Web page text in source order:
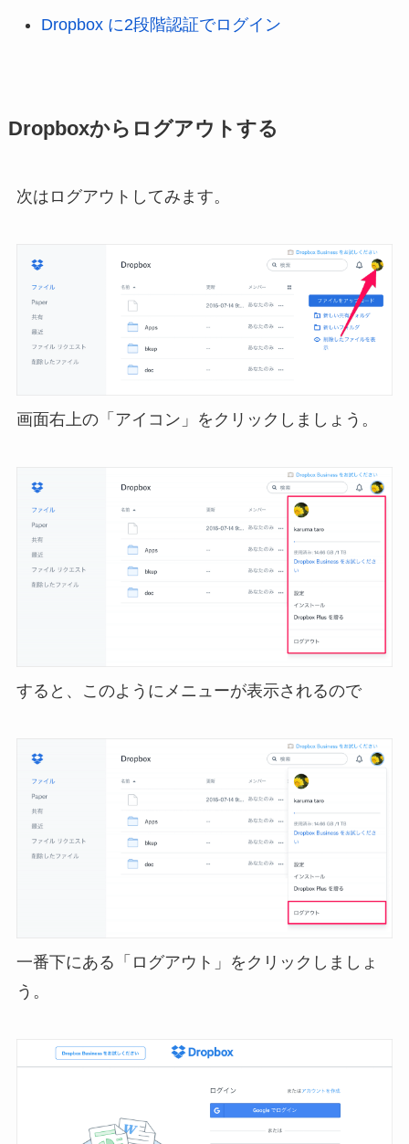
Dropbox に2段階認証でログイン
Dropboxからログアウトする
次はログアウトしてみます。
画面右上の「アイコン」をクリックしましょう。
すると、このようにメニューが表示されるので
一番下にある「ログアウト」をクリックしましょ
う。